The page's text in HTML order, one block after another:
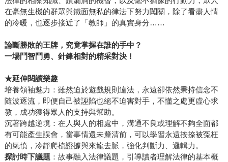
在毫無生機的群眾與鐵面無私的律法下努力闖關，除了看盡人情
的冷暖，也逐步接近了「教師」的真實身分……
論斷勝敗的王牌，究竟掌握在誰的手中？
一場鬥智鬥勇、針鋒相對的精采對決！
★延伸閱讀樂趣
培養領袖魅力：雖然迫於遊戲規則違法，永遠卻依然秉持信念不
隨波逐流，即便自己被誣陷也絕不迫害對手，不懂之處更虛心求
教，成功獲得眾人的支持與幫助。
沉著跨越逆境：在人與人的相處中，溝通不良或理解不夠全面都
有可能產生誤會，當事情還未釐清前，可以學習永遠按捺被冤枉
的氣憤，冷靜爬梳證據與來龍去脈，強化判斷力、邏輯力。
探討時下議題 ：故事融入法律議題，引導讀者理解法律的基本概